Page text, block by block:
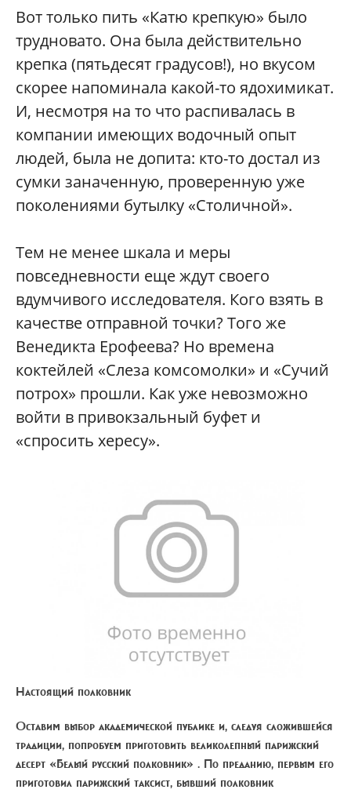
Вот только пить «Катю крепкую» было
трудновато. Она была действительно
крепка (пятьдесят градусов!), но вкусом
скорее напоминала какой-то ядохимикат.
И, несмотря на то что распивалась в
компании имеющих водочный опыт
людей, была не допита: кто-то достал из
сумки заначенную, проверенную уже
поколениями бутылку «Столичной».
Тем не менее шкала и меры
повседневности еще ждут своего
вдумчивого исследователя. Кого взять в
качестве отправной точки? Того же
Венедикта Ерофеева? Но времена
коктейлей «Слеза комсомолки» и «Сучий
потрох» прошли. Как уже невозможно
войти в привокзальный буфет и
«спросить хересу».
Настоящий полковник
Оставим выбор академической публике и, следуя сложившейся
традиции, попробуем приготовить великолепный парижский
десерт «Белый русский полковник» . По преданию, первым его
приготовил парижский таксист, бывший полковник